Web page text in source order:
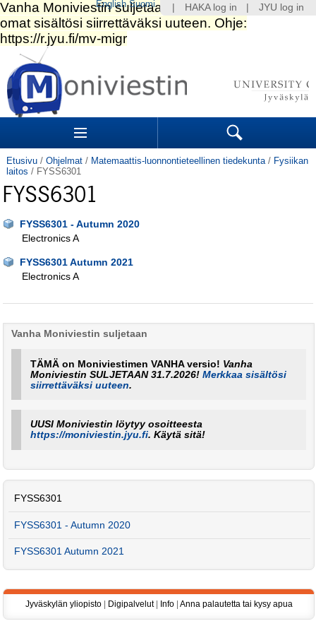
Siirry
sisältöön.
|
Siirry
navigointiin
Sections Search
Etusivu / Ohjelmat / Matemaattis-luonnontieteellinen tiedekunta / Fysiikan
laitos / FYSS6301
FYSS6301
FYSS6301 - Autumn 2020
Electronics A
FYSS6301 Autumn 2021
Electronics A
Vanha Moniviestin suljetaan
TÄMÄ on Moniviestimen VANHA versio! Vanha
Moniviestin SULJETAAN 31.7.2026!Merkkaa sisältösi
siirrettäväksi uuteen.
UUSI Moniviestin löytyy osoitteesta
https://moniviestin.jyu.fi. Käytä sitä!
FYSS6301
FYSS6301 - Autumn 2020
FYSS6301 Autumn 2021
HAKA log in JYU log in
English Suomi
Jyväskylän yliopisto| Digipalvelut| Info| Anna palautetta tai kysy apua